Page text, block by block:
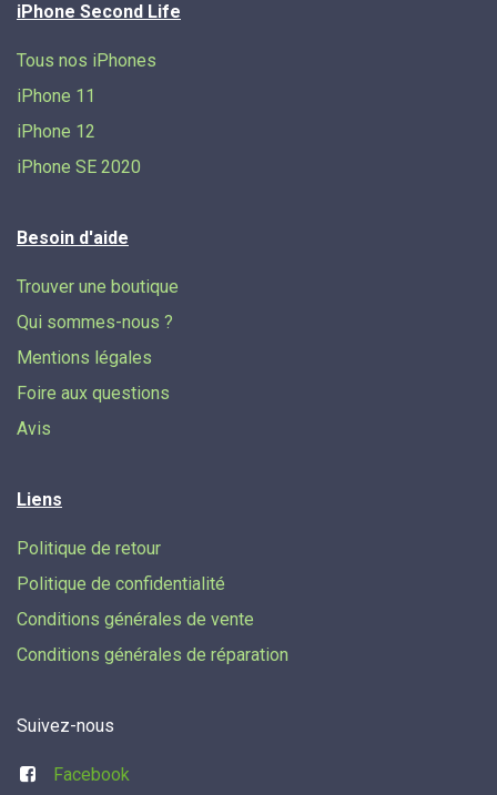
iPhone Second Life
Tous nos iPhones
iPhone 11
iPhone 12
iPhone SE 2020
Besoin d'aide
Trouver une boutique
Qui sommes-nous ?
Mentions légales
Foire aux questions
Avis
Liens
Politique de retour
Politique de confidentialité
Conditions générales de vente
Conditions générales de réparation
Suivez-nous
Facebook